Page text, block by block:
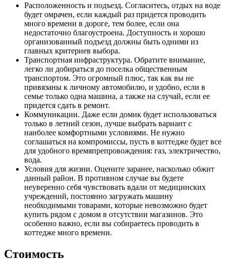
Расположенность и подъезд. Согласитесь, отдых на воде
будет омрачен, если каждый раз придется проводить
много времени в дороге, тем более, если она
недостаточно благоустроена. Доступность и хорошо
организованный подъезд должны быть одними из
главных критериев выбора.
Транспортная инфраструктура. Обратите внимание,
легко ли добираться до поселка общественным
транспортом. Это огромный плюс, так как вы не
привязаны к личному автомобилю, и удобно, если в
семье только одна машина, а также на случай, если ее
придется сдать в ремонт.
Коммуникации. Даже если домик будет использоваться
только в летний сезон, лучше выбрать вариант с
наиболее комфортными условиями. Не нужно
соглашаться на компромиссы, пусть в коттедже будет все
для удобного времяпрепровождения: газ, электричество,
вода.
Условия для жизни. Оцените заранее, насколько обжит
данный район. В противном случае вы будете
неуверенно себя чувствовать вдали от медицинских
учреждений, постоянно загружать машину
необходимыми товарами, которые невозможно будет
купить рядом с домом в отсутствии магазинов. Это
особенно важно, если вы собираетесь проводить в
коттедже много времени.
Стоимость